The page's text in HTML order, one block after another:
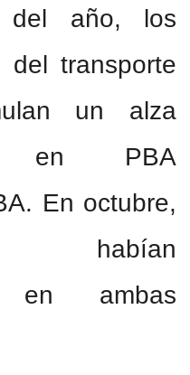
año, los
del transporte
un alza
en PBA
En octubre,
habían
en ambas